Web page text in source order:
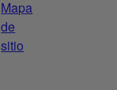
Mapa
de
sitio